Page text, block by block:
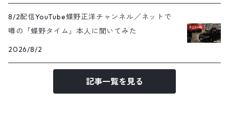
8/2配信YouTube蝶野正洋チャンネル／ネットで
噂の「蝶野タイム」本人に聞いてみた
2026/8/2
記事一覧を見る